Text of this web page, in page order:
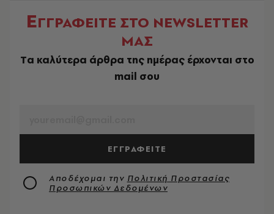
ΕΓΓΡΑΦΕΙΤΕ ΣΤΟ NEWSLETTER
ΜΑΣ
Tα καλύτερα άρθρα της ημέρας έρχονται στο
mail σου
ΕΓΓΡΑΦΕΙΤΕ
Αποδέχομαι την Πολιτική Προστασίας
Προσωπικών Δεδομένων